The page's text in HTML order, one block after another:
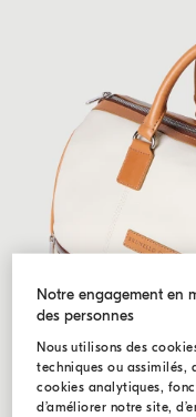
Notre engagement en
des personnes
Nous utilisons des
techniques ou assimilés,
cookies analytiques,
d’améliorer notre site,